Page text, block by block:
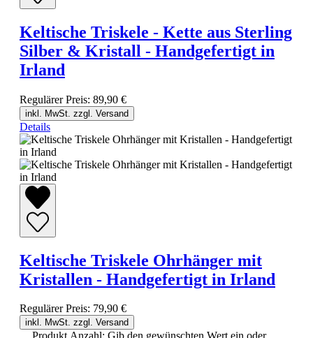
Keltische Triskele - Kette aus Sterling
Silber & Kristall - Handgefertigt in
Irland
Regulärer Preis: 89,90 €
inkl. MwSt. zzgl. Versand
Details
Keltische Triskele Ohrhänger mit
Kristallen - Handgefertigt in Irland
Regulärer Preis: 79,90 €
inkl. MwSt. zzgl. Versand